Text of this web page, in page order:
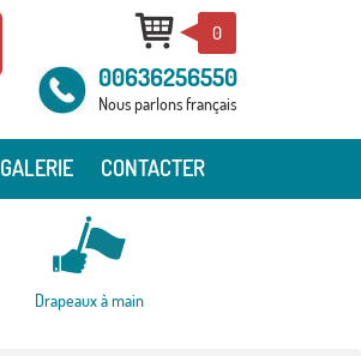
0
00636256550
Nous parlons français
GALERIE CONTACTER
Drapeaux à main